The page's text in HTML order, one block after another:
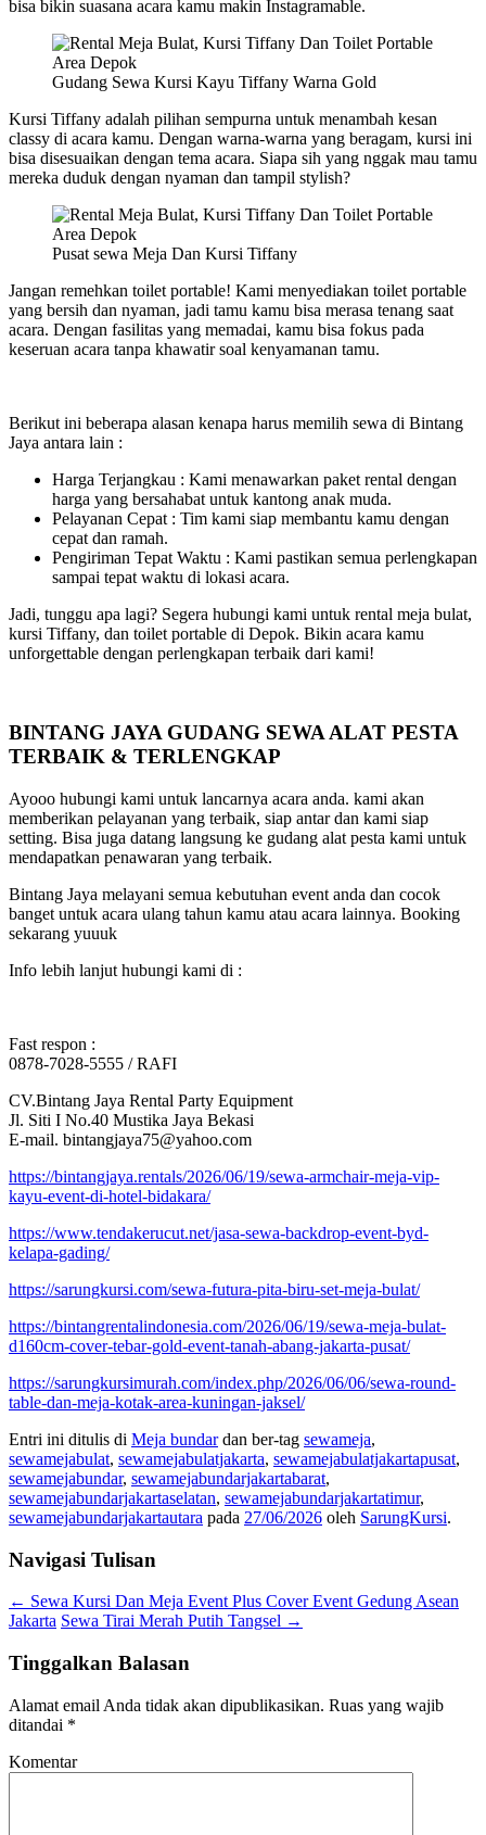
bisa bikin suasana acara kamu makin Instagramable.
Gudang Sewa Kursi Kayu Tiffany Warna Gold
Kursi Tiffany adalah pilihan sempurna untuk menambah kesan
classy di acara kamu. Dengan warna-warna yang beragam, kursi ini
bisa disesuaikan dengan tema acara. Siapa sih yang nggak mau tamu
mereka duduk dengan nyaman dan tampil stylish?
Pusat sewa Meja Dan Kursi Tiffany
Jangan remehkan toilet portable! Kami menyediakan toilet portable
yang bersih dan nyaman, jadi tamu kamu bisa merasa tenang saat
acara. Dengan fasilitas yang memadai, kamu bisa fokus pada
keseruan acara tanpa khawatir soal kenyamanan tamu.
Berikut ini beberapa alasan kenapa harus memilih sewa di Bintang
Jaya antara lain :
Harga Terjangkau : Kami menawarkan paket rental dengan
harga yang bersahabat untuk kantong anak muda.
Pelayanan Cepat : Tim kami siap membantu kamu dengan
cepat dan ramah.
Pengiriman Tepat Waktu : Kami pastikan semua perlengkapan
sampai tepat waktu di lokasi acara.
Jadi, tunggu apa lagi? Segera hubungi kami untuk rental meja bulat,
kursi Tiffany, dan toilet portable di Depok. Bikin acara kamu
unforgettable dengan perlengkapan terbaik dari kami!
BINTANG JAYA GUDANG SEWA ALAT PESTA
TERBAIK & TERLENGKAP
Ayooo hubungi kami untuk lancarnya acara anda. kami akan
memberikan pelayanan yang terbaik, siap antar dan kami siap
setting. Bisa juga datang langsung ke gudang alat pesta kami untuk
mendapatkan penawaran yang terbaik.
Bintang Jaya melayani semua kebutuhan event anda dan cocok
banget untuk acara ulang tahun kamu atau acara lainnya. Booking
sekarang yuuuk
Info lebih lanjut hubungi kami di :
Fast respon :
0878-7028-5555 / RAFI
CV.Bintang Jaya Rental Party Equipment
Jl. Siti I No.40 Mustika Jaya Bekasi
E-mail. bintangjaya75@yahoo.com
https://bintangjaya.rentals/2026/06/19/sewa-armchair-meja-vip-
kayu-event-di-hotel-bidakara/
https://www.tendakerucut.net/jasa-sewa-backdrop-event-byd-
kelapa-gading/
https://sarungkursi.com/sewa-futura-pita-biru-set-meja-bulat/
https://bintangrentalindonesia.com/2026/06/19/sewa-meja-bulat-
d160cm-cover-tebar-gold-event-tanah-abang-jakarta-pusat/
https://sarungkursimurah.com/index.php/2026/06/06/sewa-round-
table-dan-meja-kotak-area-kuningan-jaksel/
Entri ini ditulis di Meja bundardan ber-tag sewameja,
sewamejabulat, sewamejabulatjakarta, sewamejabulatjakartapusat,
sewamejabundar, sewamejabundarjakartabarat,
sewamejabundarjakartaselatan, sewamejabundarjakartatimur,
sewamejabundarjakartautara pada 27/06/2026 oleh SarungKursi.
Navigasi Tulisan
← Sewa Kursi Dan Meja Event Plus Cover Event Gedung Asean
Jakarta Sewa Tirai Merah Putih Tangsel →
Tinggalkan Balasan
Alamat email Anda tidak akan dipublikasikan. Ruas yang wajib
ditandai *
Komentar